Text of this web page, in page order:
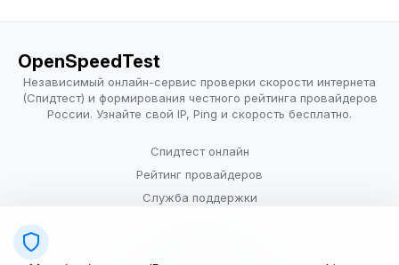
OpenSpeedTest
Независимый онлайн-сервис проверки скорости интернета
(Спидтест) и формирования честного рейтинга провайдеров
России. Узнайте свой IP, Ping и скорость бесплатно.
Спидтест онлайн
Рейтинг провайдеров
Служба поддержки